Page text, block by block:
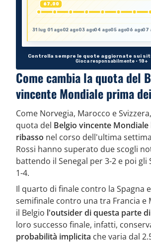
Come cambia la quota del
vincente Mondiale prima
Come Norvegia, Marocco e
quota del Belgio vincente Mondiale
ribasso nel corso dell'ultima
Rossi hanno superato due scogli
battendo il Senegal per 3-2 e poi
1-4.
Il quarto di finale contro la Spagna
semifinale contro una tra Francia e
il Belgio l'outsider di questa parte
loro successo finale, infatti,
probabilità implicita che varia dal